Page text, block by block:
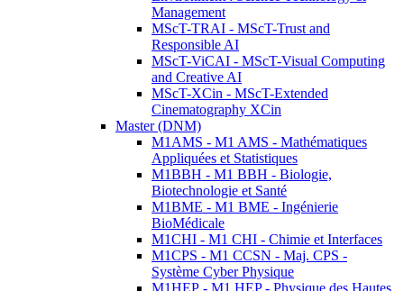
Management
MScT-TRAI - MScT-Trust and
Responsible AI
MScT-ViCAI - MScT-Visual Computing
and Creative AI
MScT-XCin - MScT-Extended
Cinematography XCin
Master (DNM)
M1AMS - M1 AMS - Mathématiques
Appliquées et Statistiques
M1BBH - M1 BBH - Biologie,
Biotechnologie et Santé
M1BME - M1 BME - Ingénierie
BioMédicale
M1CHI - M1 CHI - Chimie et Interfaces
M1CPS - M1 CCSN - Maj. CPS -
Système Cyber Physique
M1HEP - M1 HEP - Physique des Hautes